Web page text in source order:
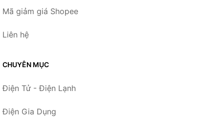
Mã giảm giá Shopee
Liên hệ
CHUYÊN MỤC
Điện Tử - Điện Lạnh
Điện Gia Dụng